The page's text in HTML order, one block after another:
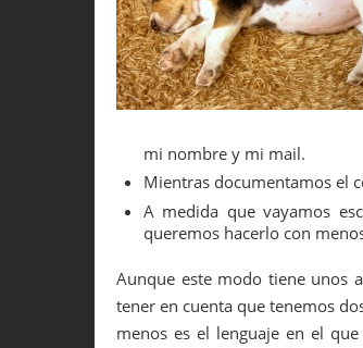
o
k
mi nombre y mi mail.
Mientras documentamos el
A medida que vayamos
queremos hacerlo con
Aunque este modo tiene unos
tener en cuenta que tenemos
menos es el lenguaje en el